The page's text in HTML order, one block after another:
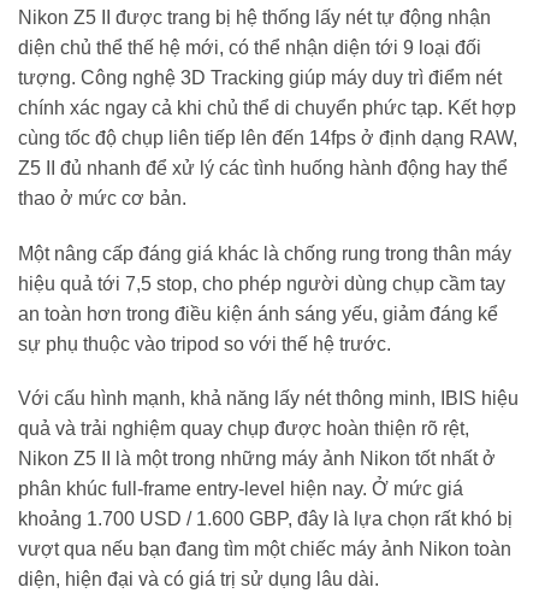
Nikon Z5 II được trang bị hệ thống lấy nét tự động nhận
diện chủ thể thế hệ mới, có thể nhận diện tới 9 loại đối
tượng. Công nghệ 3D Tracking giúp máy duy trì điểm nét
chính xác ngay cả khi chủ thể di chuyển phức tạp. Kết hợp
cùng tốc độ chụp liên tiếp lên đến 14fps ở định dạng RAW,
Z5 II đủ nhanh để xử lý các tình huống hành động hay thể
thao ở mức cơ bản.
Một nâng cấp đáng giá khác là chống rung trong thân máy
hiệu quả tới 7,5 stop, cho phép người dùng chụp cầm tay
an toàn hơn trong điều kiện ánh sáng yếu, giảm đáng kể
sự phụ thuộc vào tripod so với thế hệ trước.
Với cấu hình mạnh, khả năng lấy nét thông minh, IBIS hiệu
quả và trải nghiệm quay chụp được hoàn thiện rõ rệt,
Nikon Z5 II là một trong những máy ảnh Nikon tốt nhất ở
phân khúc full-frame entry-level hiện nay. Ở mức giá
khoảng 1.700 USD / 1.600 GBP, đây là lựa chọn rất khó bị
vượt qua nếu bạn đang tìm một chiếc máy ảnh Nikon toàn
diện, hiện đại và có giá trị sử dụng lâu dài.